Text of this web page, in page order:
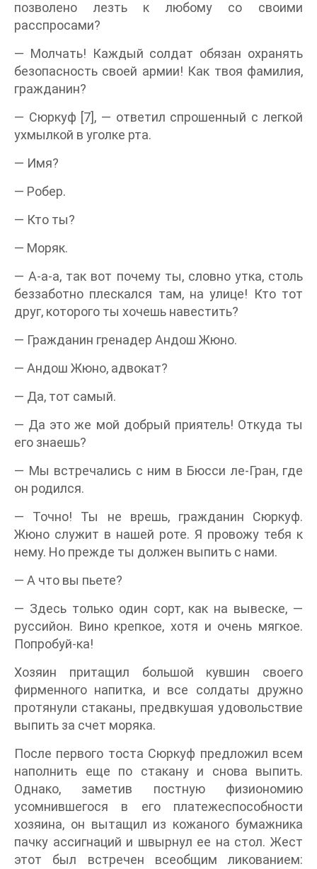
позволено лезть к любому со своими
расспросами?
— Молчать! Каждый солдат обязан охранять
безопасность своей армии! Как твоя фамилия,
гражданин?
— Сюркуф [7], — ответил спрошенный с легкой
ухмылкой в уголке рта.
— Имя?
— Робер.
— Кто ты?
— Моряк.
— А-а-а, так вот почему ты, словно утка, столь
беззаботно плескался там, на улице! Кто тот
друг, которого ты хочешь навестить?
— Гражданин гренадер Андош Жюно.
— Андош Жюно, адвокат?
— Да, тот самый.
— Да это же мой добрый приятель! Откуда ты
его знаешь?
— Мы встречались с ним в Бюсси ле-Гран, где
он родился.
— Точно! Ты не врешь, гражданин Сюркуф.
Жюно служит в нашей роте. Я провожу тебя к
нему. Но прежде ты должен выпить с нами.
— А что вы пьете?
— Здесь только один сорт, как на вывеске, —
руссийон. Вино крепкое, хотя и очень мягкое.
Попробуй-ка!
Хозяин притащил большой кувшин своего
фирменного напитка, и все солдаты дружно
протянули стаканы, предвкушая удовольствие
выпить за счет моряка.
После первого тоста Сюркуф предложил всем
наполнить еще по стакану и снова выпить.
Однако, заметив постную физиономию
усомнившегося в его платежеспособности
хозяина, он вытащил из кожаного бумажника
пачку ассигнаций и швырнул ее на стол. Жест
этот был встречен всеобщим ликованием: